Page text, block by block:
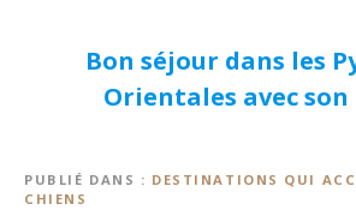
Bon séjour dans les
Orientales avec son
PUBLIÉ DANS
DESTINATIONS QUI
CHIENS